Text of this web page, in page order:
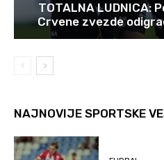
TOTALNA LUDNICA:
Crvene zvezde
NAJNOVIJE SPORTSKE